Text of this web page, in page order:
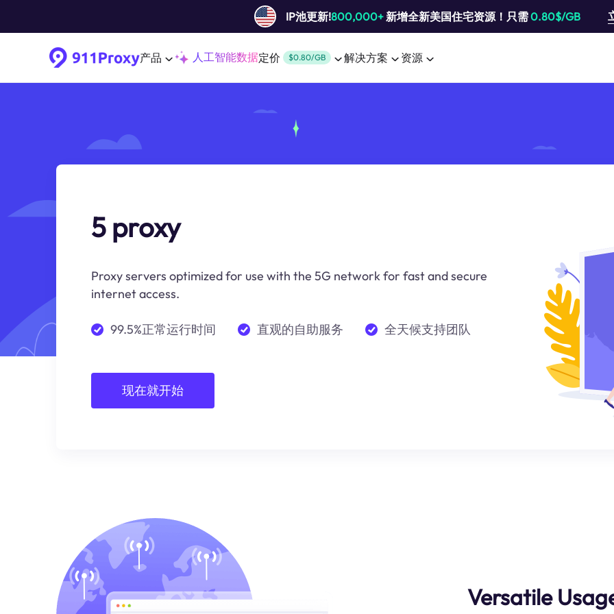
IP池更新!800,000+新增全新美国住宅资源！只需0.80$/GB
产品 人工智能数据定价 $0.80/GB 解决方案 资源
5 proxy
Proxy servers optimized for use with the 5G network for fast and secure
internet access.
99.5%正常运行时间 直观的自助服务 全天候支持团队
现在就开始
Versatile